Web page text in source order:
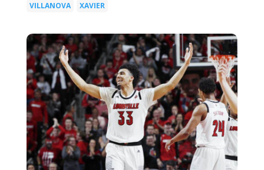
VILLANOVA XAVIER